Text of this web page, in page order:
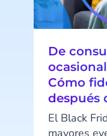
De
Cómo
después
El Black
mayores